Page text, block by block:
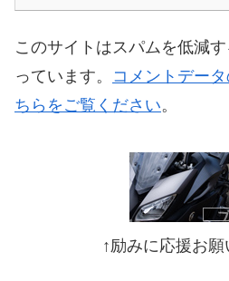
このサイトはスパムを低減
っています。 コメントデー
ちらをご覧ください。
↑励みに応援お